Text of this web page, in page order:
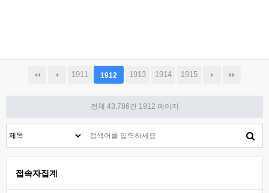
1911 1912 1913 1914 1915
전체 43,786건 1912 페이지
접속자집계